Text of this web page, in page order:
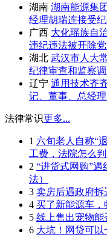
湖南 湖南能源集
经理胡瑞连接受
广西 大化瑶族自
违纪违法被开除
湖北 武汉市人大
纪律审查和监察
辽宁 通用技术齐
记、董事、总经
法律常识更多...
1 六旬老人自称“
工费，法院怎么判
2 “进货式网购”
法）
3 卖房后遇政府拆
4 买了新能源车，
5 线上售出宠物能
6 大坑！网贷可